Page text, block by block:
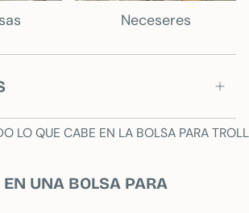
Y
Neceseres
CABE EN LA BOLSA PARA TROLLEY
EN UNA BOLSA PARA